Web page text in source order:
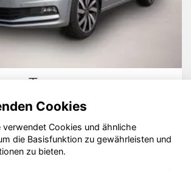
Audi quattro
GmbH 2020 - 2026
Cookies
verwendet Cookies und ähnliche
die Basisfunktion zu gewährleisten und
zu bieten.